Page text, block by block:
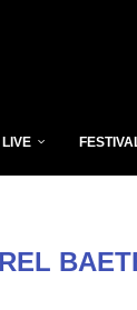
LIVE